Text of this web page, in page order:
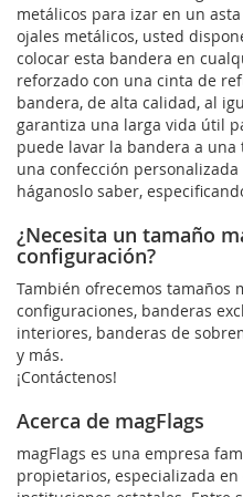
metálicos para izar en un
ojales metálicos, usted
colocar esta bandera en
reforzado con una cinta de
bandera, de alta calidad, al
garantiza una larga vida útil
puede lavar la bandera a una
una confección
háganoslo saber,
¿Necesita un tamaño
configuración?
También ofrecemos tamaños
configuraciones, banderas
interiores, banderas de
y más.
¡Contáctenos!
Acerca de magFlags
magFlags es una empresa
propietarios, especializada